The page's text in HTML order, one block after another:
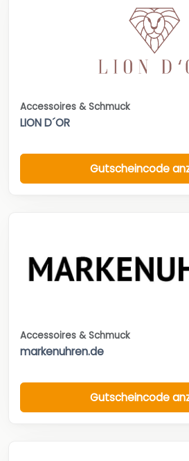
Accessoires & Schmuck
LION D´OR
Gutscheincode
Accessoires & Schmuck
markenuhren.de
Gutscheincode